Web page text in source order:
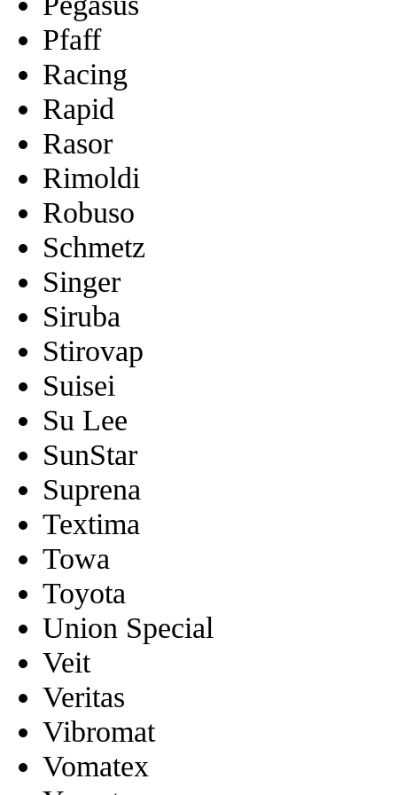
Pfaff
Racing
Rapid
Rasor
Rimoldi
Robuso
Schmetz
Singer
Siruba
Stirovap
Suisei
Su Lee
SunStar
Suprena
Textima
Towa
Toyota
Union Special
Veit
Veritas
Vibromat
Vomatex